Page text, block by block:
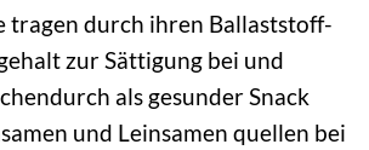
tragen durch ihren Ballaststoff-
zur Sättigung bei und
als gesunder Snack
und Leinsamen quellen bei